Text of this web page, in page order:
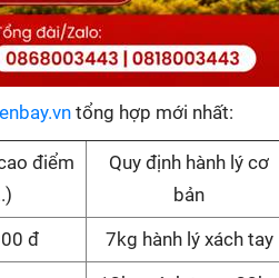
tổng hợp mới nhất:
điểm
Quy định hành lý cơ
bản
đ 7kg hành lý xách tay